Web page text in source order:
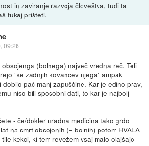
in zaviranje razvoja človeštva, tudi ta
tukaj prišteti.
09:26
(bolnega) največ vredna reč. Teli
"še zadnjih kovancev njega" ampak
dobijo pač manj zapuščine. Kar je edino prav,
niso bili sposobni dati, to kar je najbolj
- če/dokler uradna medicina tako grdo
na smrt obsojenih (= bolnih) potem HVALA
kekci, ki tem revežem vsaj malo olajšajo